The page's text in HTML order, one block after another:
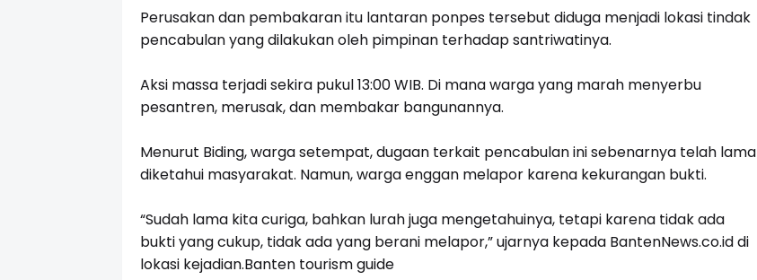
Perusakan dan pembakaran itu lantaran ponpes tersebut diduga menjadi lokasi tindak
pencabulan yang dilakukan oleh pimpinan terhadap santriwatinya.
Aksi massa terjadi sekira pukul 13:00 WIB. Di mana warga yang marah menyerbu
pesantren, merusak, dan membakar bangunannya.
Menurut Biding, warga setempat, dugaan terkait pencabulan ini sebenarnya telah lama
diketahui masyarakat. Namun, warga enggan melapor karena kekurangan bukti.
“Sudah lama kita curiga, bahkan lurah juga mengetahuinya, tetapi karena tidak ada
bukti yang cukup, tidak ada yang berani melapor,” ujarnya kepada BantenNews.co.iddi
lokasi kejadian.Banten tourism guide